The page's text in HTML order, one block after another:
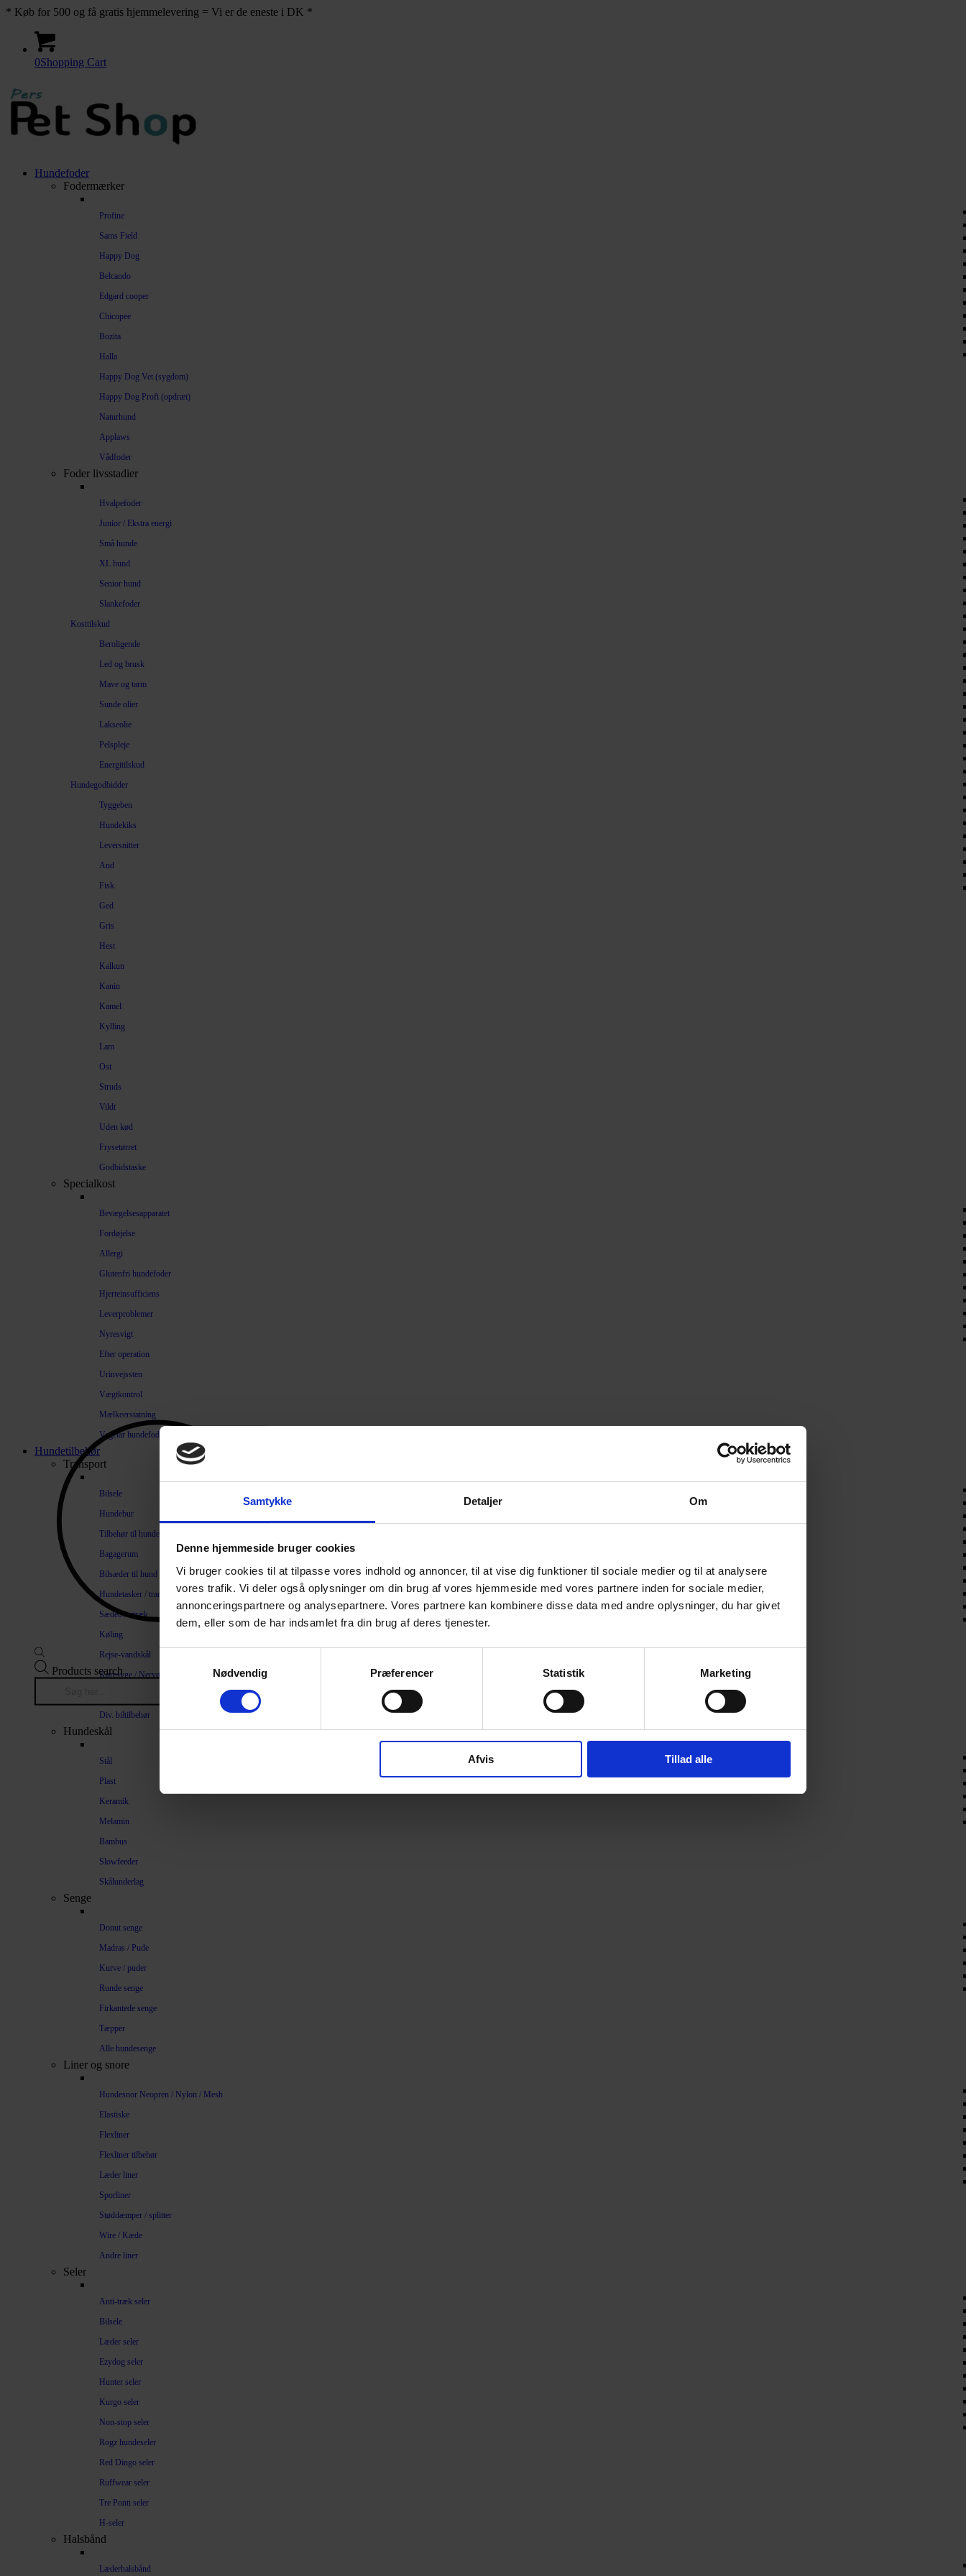
Samtykke Detaljer Om
Denne hjemmeside bruger cookies
Vi bruger cookies til at tilpasse vores indhold og annoncer, til at vise dig funktioner til sociale medier og til at analysere
vores trafik. Vi deler også oplysninger om din brug af vores hjemmeside med vores partnere inden for sociale medier,
annonceringspartnere og analysepartnere. Vores partnere kan kombinere disse data med andre oplysninger, du har givet
dem, eller som de har indsamlet fra din brug af deres tjenester.
Nødvendig
Præferencer Statistik Marketing
Afvis Tillad alle
* Køb for 500 og få gratis hjemmelevering = Vi er de eneste i DK *
0Shopping Cart
Hundefoder
Fodermærker
Profine
Sams Field
Happy Dog
Belcando
Edgard cooper
Chicopee
Bozita
Halla
Happy Dog Vet (sygdom)
Happy Dog Profi (opdræt)
Naturhund
Applaws
Vådfoder
Foder livsstadier
Hvalpefoder
Junior / Ekstra energi
Små hunde
XL hund
Senior hund
Slankefoder
Kosttilskud
Beroligende
Led og brusk
Mave og tarm
Sunde olier
Lakseolie
Pelspleje
Energitilskud
Hundegodbidder
Tyggeben
Hundekiks
Leversnitter
And
Fisk
Ged
Gris
Hest
Kalkun
Kanin
Kamel
Kylling
Lam
Ost
Struds
Vildt
Uden kød
Frysetørret
Godbidstaske
Specialkost
Bevægelsesapparatet
Fordøjelse
Allergi
Glutenfri hundefoder
Hjerteinsufficiens
Leverproblemer
Nyresvigt
Efter operation
Urinvejssten
Vægtkontrol
Mælkeerstatning
Vegetar hundefoder
Hundetilbehør
Transport
Bilsele
Hundebur
Tilbehør til hundebure
Bagagerum
Bilsæder til hund
Hundetasker / transportkasser
Sædeovertræk
Køling
Rejse-vandskål
Køresyge / Nervøsitet
Div. biltilbehør
Hundeskål
Stål
Plast
Keramik
Melamin
Bambus
Slowfeeder
Skålunderlag
Senge
Donut senge
Madras / Pude
Kurve / puder
Runde senge
Firkantede senge
Tæpper
Alle hundesenge
Liner og snore
Hundesnor Neopren / Nylon / Mesh
Elastiske
Flexliner
Flexliner tilbehør
Læder liner
Sporliner
Støddæmper / splitter
Wire / Kæde
Andre liner
Seler
Anti-træk seler
Bilsele
Læder seler
Ezydog seler
Hunter seler
Kurgo seler
Non-stop seler
Rogz hundeseler
Red Dingo seler
Ruffwear seler
Tre Ponti seler
H-seler
Halsbånd
Læderhalsbånd
Products search